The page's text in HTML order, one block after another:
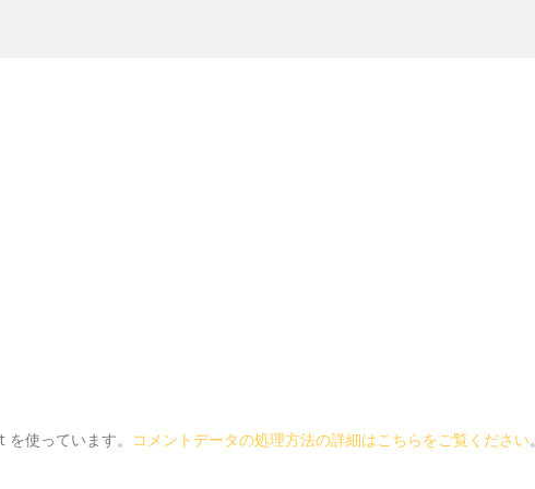
使っています。 コメントデータの処理方法の詳細はこちらをご覧ください